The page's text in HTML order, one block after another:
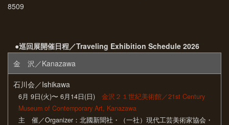
8509
●巡回展開催日程／Traveling Exhibition Schedule 2026
金 沢／Kanazawa
石川会／Ishikawa
6月 9日(火)〜 6月14日(日) 金沢２１世紀美術館／21st Century
Museum of Contemporary Art, Kanazawa
主 催／Organizer：北國新聞社・（一社）現代工芸美術家協会・